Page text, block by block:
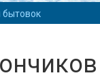
бытовок